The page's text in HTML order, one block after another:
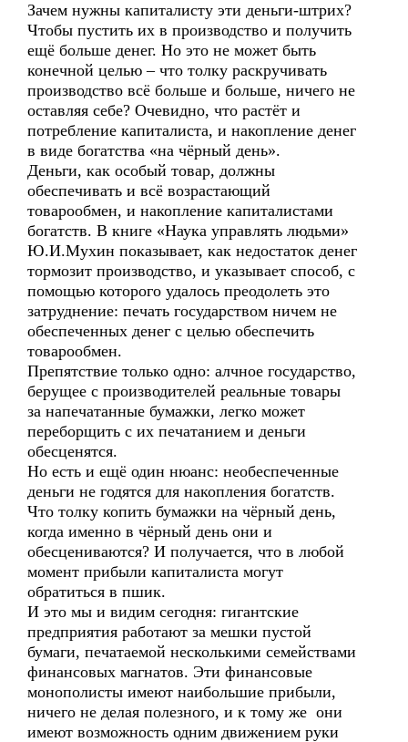
Зачем нужны капиталисту эти деньги-штрих?
Чтобы пустить их в производство и получить
ещё больше денег. Но это не может быть
конечной целью – что толку раскручивать
производство всё больше и больше, ничего не
оставляя себе? Очевидно, что растёт и
потребление капиталиста, и накопление денег
в виде богатства «на чёрный день».
Деньги, как особый товар, должны
обеспечивать и всё возрастающий
товарообмен, и накопление капиталистами
богатств. В книге «Наука управлять людьми»
Ю.И.Мухин показывает, как недостаток денег
тормозит производство, и указывает способ, с
помощью которого удалось преодолеть это
затруднение: печать государством ничем не
обеспеченных денег с целью обеспечить
товарообмен.
Препятствие только одно: алчное государство,
берущее с производителей реальные товары
за напечатанные бумажки, легко может
переборщить с их печатанием и деньги
обесценятся.
Но есть и ещё один нюанс: необеспеченные
деньги не годятся для накопления богатств.
Что толку копить бумажки на чёрный день,
когда именно в чёрный день они и
обесцениваются? И получается, что в любой
момент прибыли капиталиста могут
обратиться в пшик.
И это мы и видим сегодня: гигантские
предприятия работают за мешки пустой
бумаги, печатаемой несколькими семействами
финансовых магнатов. Эти финансовые
монополисты имеют наибольшие прибыли,
ничего не делая полезного, и к тому же они
имеют возможность одним движением руки